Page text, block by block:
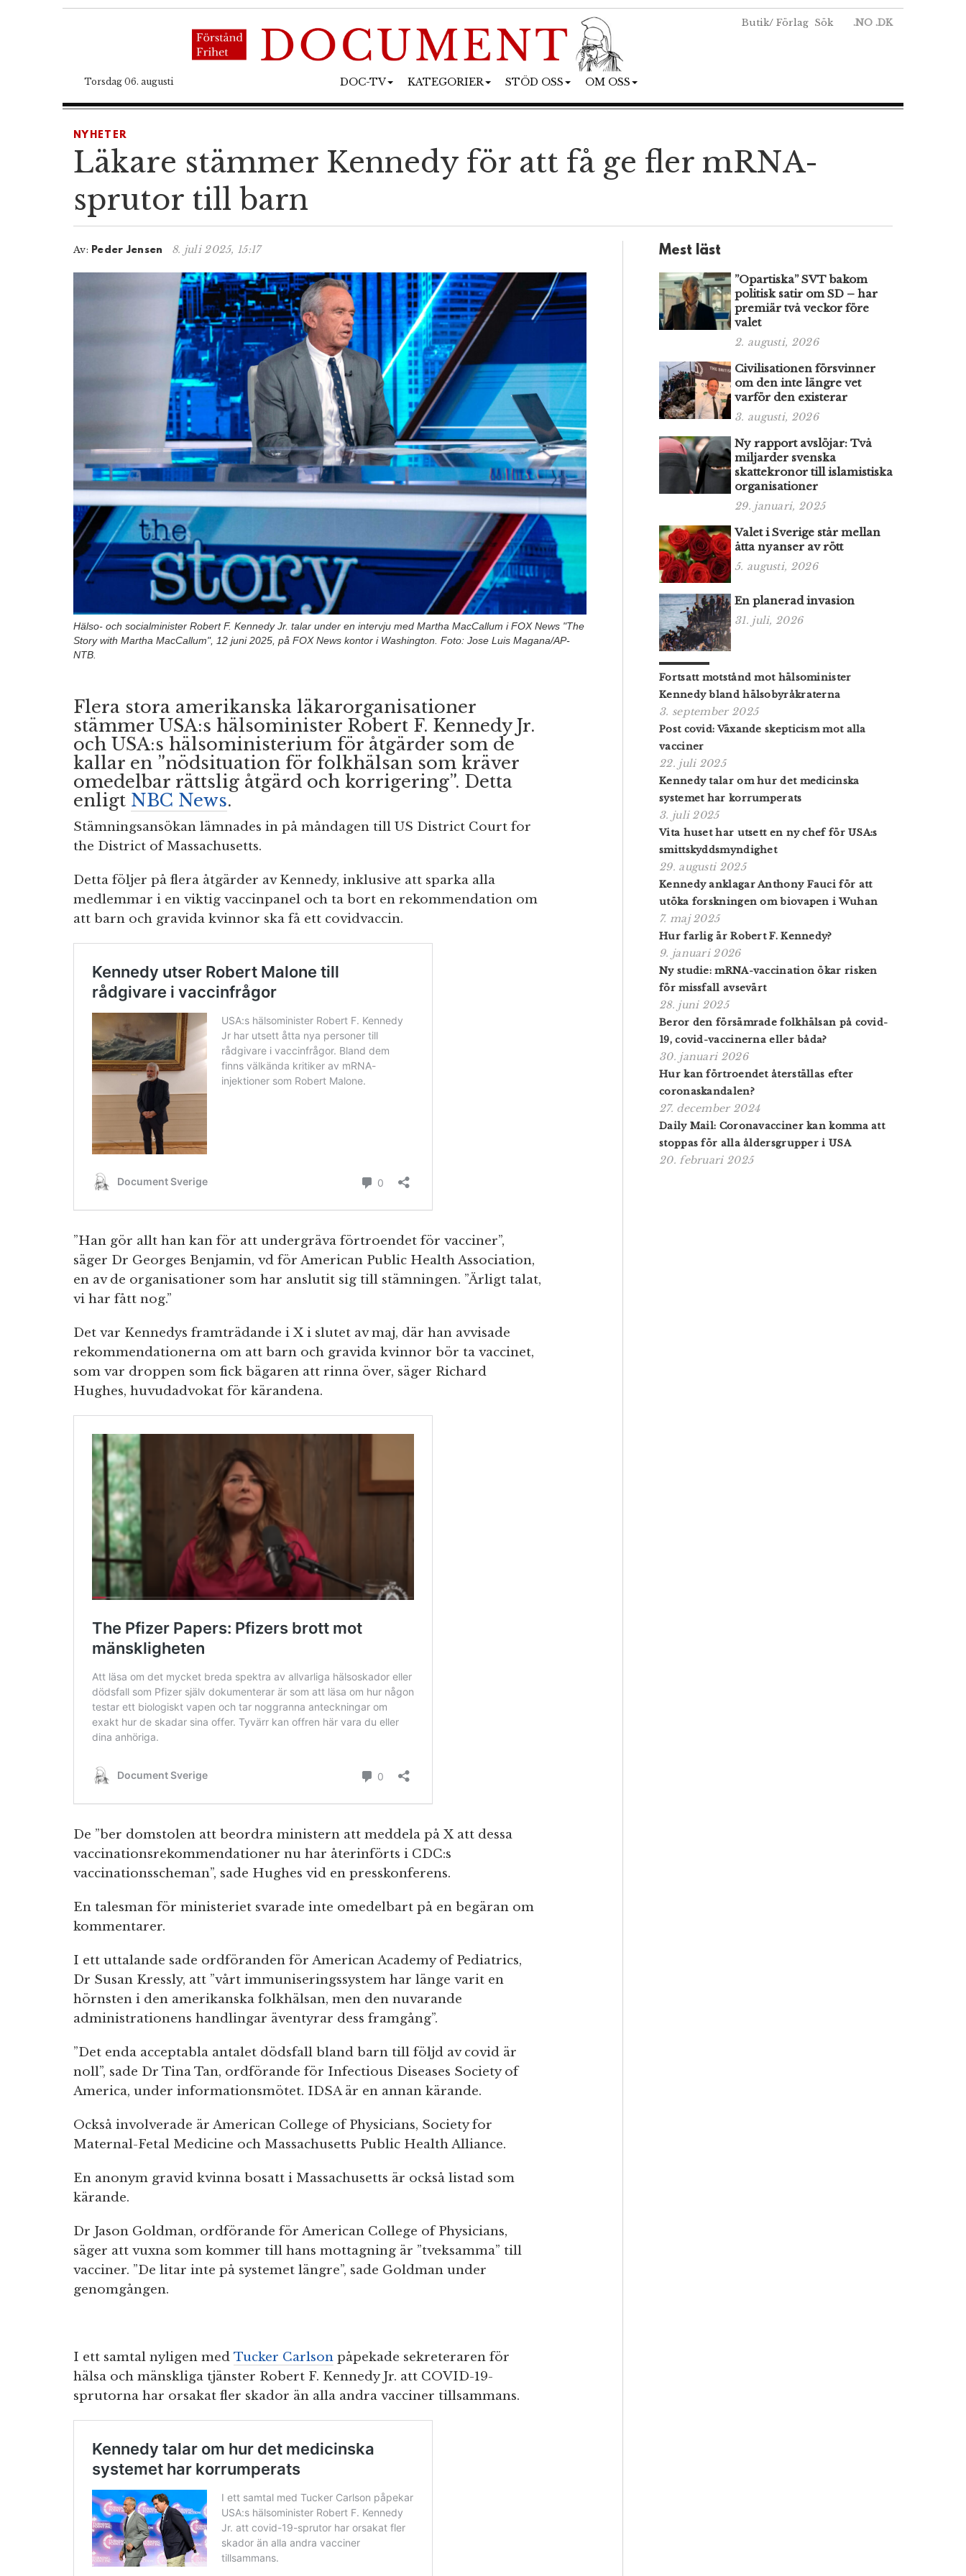
Butik/ Förlag Sök .NO .DK
Torsdag 06. augusti DOC-TV KATEGORIER STÖD OSS OM OSS
NYHETER
Läkare stämmer Kennedy för att få ge fler mRNA-
sprutor till barn
Av: Peder Jensen 8. juli 2025, 15:17
Hälso- och socialminister Robert F. Kennedy Jr. talar under en intervju med Martha MacCallum i FOX News "The
Story with Martha MacCallum", 12 juni 2025, på FOX News kontor i Washington. Foto: Jose Luis Magana/AP-
NTB.
Flera stora amerikanska läkarorganisationer
stämmer USA:s hälsominister Robert F. Kennedy Jr.
och USA:s hälsoministerium för åtgärder som de
kallar en ”nödsituation för folkhälsan som kräver
omedelbar rättslig åtgärd och korrigering”. Detta
enligt NBC News.
Stämningsansökan lämnades in på måndagen till US District Court for
the District of Massachusetts.
Detta följer på flera åtgärder av Kennedy, inklusive att sparka alla
medlemmar i en viktig vaccinpanel och ta bort en rekommendation om
att barn och gravida kvinnor ska få ett covidvaccin.
”Han gör allt han kan för att undergräva förtroendet för vacciner”,
säger Dr Georges Benjamin, vd för American Public Health Association,
en av de organisationer som har anslutit sig till stämningen. ”Ärligt talat,
vi har fått nog.”
Det var Kennedys framträdande i X i slutet av maj, där han avvisade
rekommendationerna om att barn och gravida kvinnor bör ta vaccinet,
som var droppen som fick bägaren att rinna över, säger Richard
Hughes, huvudadvokat för kärandena.
De ”ber domstolen att beordra ministern att meddela på X att dessa
vaccinationsrekommendationer nu har återinförts i CDC:s
vaccinationsscheman”, sade Hughes vid en presskonferens.
En talesman för ministeriet svarade inte omedelbart på en begäran om
kommentarer.
I ett uttalande sade ordföranden för American Academy of Pediatrics,
Dr Susan Kressly, att ”vårt immuniseringssystem har länge varit en
hörnsten i den amerikanska folkhälsan, men den nuvarande
administrationens handlingar äventyrar dess framgång”.
”Det enda acceptabla antalet dödsfall bland barn till följd av covid är
noll”, sade Dr Tina Tan, ordförande för Infectious Diseases Society of
America, under informationsmötet. IDSA är en annan kärande.
Också involverade är American College of Physicians, Society for
Maternal-Fetal Medicine och Massachusetts Public Health Alliance.
En anonym gravid kvinna bosatt i Massachusetts är också listad som
kärande.
Dr Jason Goldman, ordförande för American College of Physicians,
säger att vuxna som kommer till hans mottagning är ”tveksamma” till
vacciner. ”De litar inte på systemet längre”, sade Goldman under
genomgången.
I ett samtal nyligen med Tucker Carlson påpekade sekreteraren för
hälsa och mänskliga tjänster Robert F. Kennedy Jr. att COVID-19-
sprutorna har orsakat fler skador än alla andra vacciner tillsammans.
Mest läst
”Opartiska” SVT bakom
politisk satir om SD – har
premiär två veckor före
valet
2. augusti, 2026
Civilisationen försvinner
om den inte längre vet
varför den existerar
3. augusti, 2026
Ny rapport avslöjar: Två
miljarder svenska
skattekronor till islamistiska
organisationer
29. januari, 2025
Valet i Sverige står mellan
åtta nyanser av rött
5. augusti, 2026
En planerad invasion
31. juli, 2026
Fortsatt motstånd mot hälsominister
Kennedy bland hälsobyråkraterna
3. september 2025
Post covid: Växande skepticism mot alla
vacciner
22. juli 2025
Kennedy talar om hur det medicinska
systemet har korrumperats
3. juli 2025
Vita huset har utsett en ny chef för USA:s
smittskyddsmyndighet
29. augusti 2025
Kennedy anklagar Anthony Fauci för att
utöka forskningen om biovapen i Wuhan
7. maj 2025
Hur farlig är Robert F. Kennedy?
9. januari 2026
Ny studie: mRNA-vaccination ökar risken
för missfall avsevärt
28. juni 2025
Beror den försämrade folkhälsan på covid-
19, covid-vaccinerna eller båda?
30. januari 2026
Hur kan förtroendet återställas efter
coronaskandalen?
27. december 2024
Daily Mail: Coronavacciner kan komma att
stoppas för alla åldersgrupper i USA
20. februari 2025